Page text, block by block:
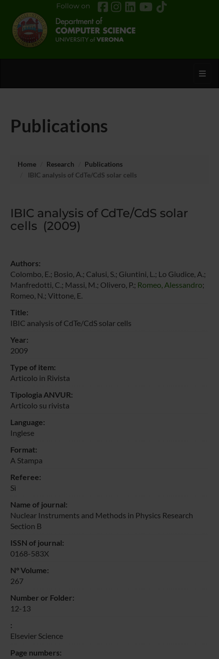
Follow on
Publications
Home Research
Publications
IBIC analysis of CdTe/CdS solar cells
IBIC analysis of CdTe/CdS solar
cells (2009)
Authors:
Colombo, E.; Bosio, A.; Calusi, S.; Giuntini, L.; Lo Giudice, A.;
Manfredotti, C.; Massi, M.; Olivero, P.; Romeo, Alessandro;
Romeo, N.; Vittone, E.
Title:
IBIC analysis of CdTe/CdS solar cells
Year:
2009
Type of item:
Articolo in Rivista
Tipologia ANVUR:
Articolo su rivista
Language:
Inglese
Format:
A Stampa
Referee:
Sì
Name of journal:
Nuclear Instruments and Methods in Physics Research
Section B
ISSN of journal:
0168-583X
N° Volume:
267
Number or Folder:
12-13
:
Elsevier Science
Page numbers: